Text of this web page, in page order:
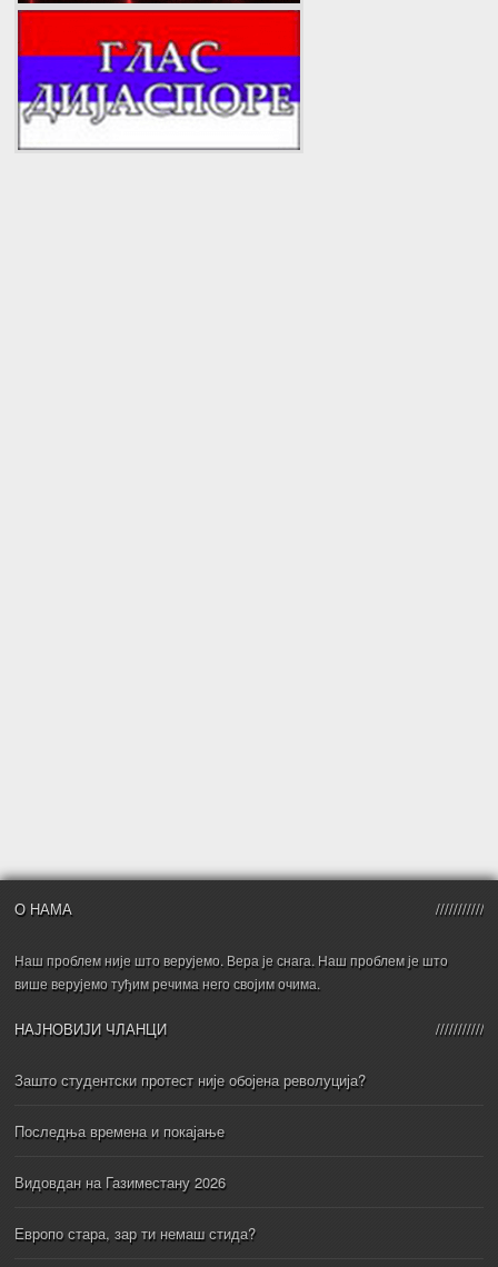
О НАМА
Наш проблем није што верујемо. Вера је снага. Наш проблем је што
више верујемо туђим речима него својим очима.
НАЈНОВИЈИ ЧЛАНЦИ
Зашто студентски протест није обојена револуција?
Последња времена и покајање
Видовдан на Газиместану 2026
Европо стара, зар ти немаш стида?